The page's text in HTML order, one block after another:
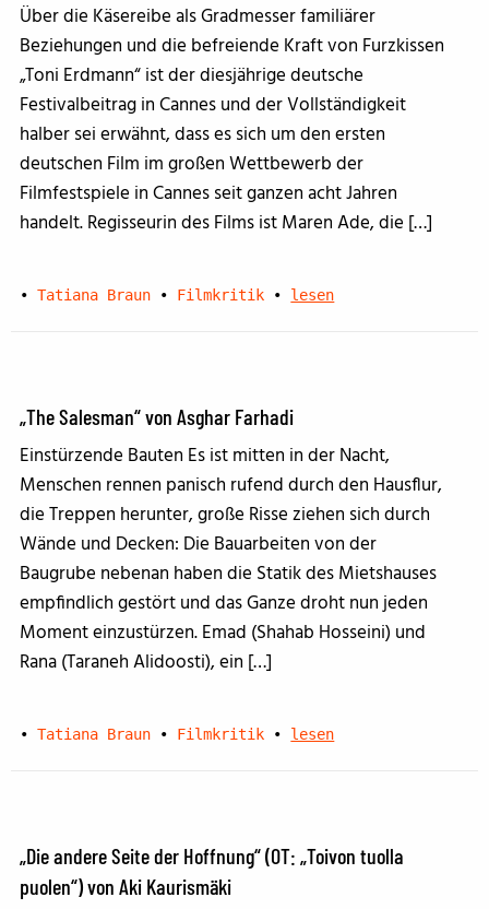
Über die Käsereibe als Gradmesser familiärer
Beziehungen und die befreiende Kraft von Furzkissen
„Toni Erdmann“ ist der diesjährige deutsche
Festivalbeitrag in Cannes und der Vollständigkeit
halber sei erwähnt, dass es sich um den ersten
deutschen Film im großen Wettbewerb der
Filmfestspiele in Cannes seit ganzen acht Jahren
handelt. Regisseurin des Films ist Maren Ade, die […]
• Tatiana Braun • Filmkritik • lesen
„The Salesman“ von Asghar Farhadi
Einstürzende Bauten Es ist mitten in der Nacht,
Menschen rennen panisch rufend durch den Hausflur,
die Treppen herunter, große Risse ziehen sich durch
Wände und Decken: Die Bauarbeiten von der
Baugrube nebenan haben die Statik des Mietshauses
empfindlich gestört und das Ganze droht nun jeden
Moment einzustürzen. Emad (Shahab Hosseini) und
Rana (Taraneh Alidoosti), ein […]
• Tatiana Braun • Filmkritik • lesen
„Die andere Seite der Hoffnung“ (OT: „Toivon tuolla
puolen“) von Aki Kaurismäki